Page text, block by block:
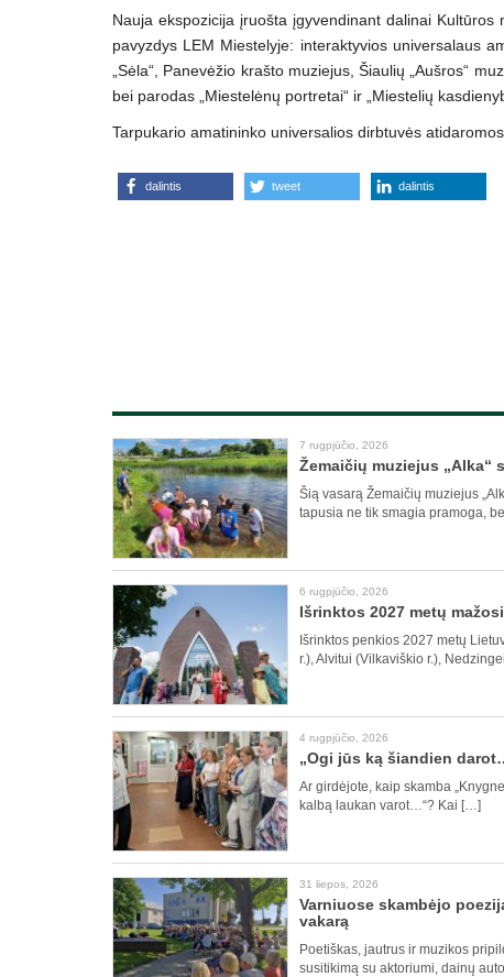
Nauja ekspozicija įruošta įgyvendinant dalinai
pavyzdys LEM Miestelyje: interaktyvios universalaus
„Sėla“, Panevėžio krašto muziejus, Šiaulių „Aušros“
bei parodas „Miestelėnų portretai“ ir „Miestelių
Tarpukario amatininko universalios dirbtuvės
dalintis tweet dalintis
7 rugpjūčio, 2026
Žemaičių muziejus
Šią vasarą Žemaičių muziejus
tapusia ne tik smagia pramoga,
6 rugpjūčio, 2026
Išrinktos 2027 metų
Išrinktos penkios 2027 metų
r.), Alvitui (Vilkaviškio r.),
4 rugpjūčio, 2026
„Ogi jūs ką šiandien
Ar girdėjote, kaip skamba
kalbą laukan varot…“? Kai […]
31 liepos, 2026
Varniuose skambėjo
vakarą
Poetiškas, jautrus ir muzikos
susitikimą su aktoriumi, dainų